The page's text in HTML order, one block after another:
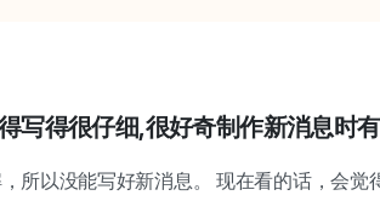
写得很仔细,很好奇制作新消息时
所以没能写好新消息。 现在看的话，会